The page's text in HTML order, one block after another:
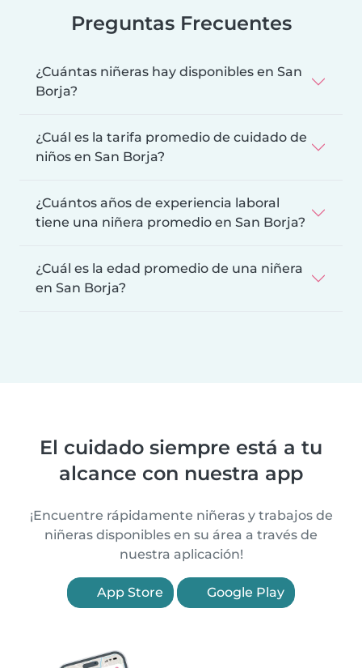
Preguntas Frecuentes
¿Cuántas niñeras hay disponibles en San
Borja?
¿Cuál es la tarifa promedio de cuidado de
niños en San Borja?
¿Cuántos años de experiencia laboral
tiene una niñera promedio en San Borja?
¿Cuál es la edad promedio de una niñera
en San Borja?
El cuidado siempre está a tu
alcance con nuestra app
¡Encuentre rápidamente niñeras y trabajos de
niñeras disponibles en su área a través de
nuestra aplicación!
App Store Google Play